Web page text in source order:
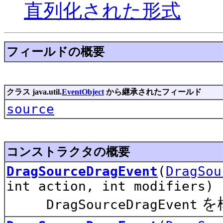
直列化された形式
フィールドの概要
クラス java.util.EventObject から継承されたフィールド
source
コンストラクタの概要
DragSourceDragEvent (
int action, int modifiers)
DragSourceDragEvent を